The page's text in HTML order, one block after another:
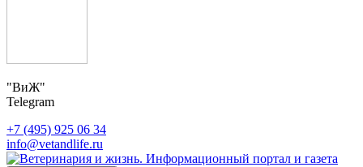
"ВиЖ"
Telegram
+7 (495) 925 06 34
info@vetandlife.ru